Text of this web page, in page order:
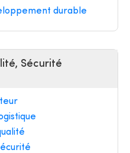
durable
Sécurité